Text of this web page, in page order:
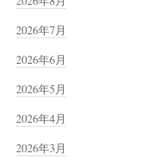
2026年7月
2026年6月
2026年5月
2026年4月
2026年3月